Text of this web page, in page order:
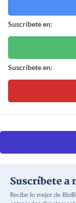
Suscríbete en:
Suscríbete en: